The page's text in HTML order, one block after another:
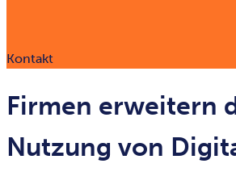
Kontakt
Firmen erweitern
Nutzung von